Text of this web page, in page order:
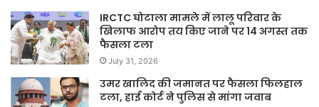
IRCTC घोटाला मामले में लालू परिवार के
खिलाफ आरोप तय किए जाने पर 14 अगस्त तक
फैसला टला
July 31, 2026
उमर खालिद की जमानत पर फैसला फिलहाल
टला, हाई कोर्ट ने पुलिस से मांगा जवाब